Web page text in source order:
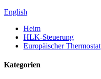
English
Heim
HLK-Steuerung
Europäischer Thermostat
Kategorien